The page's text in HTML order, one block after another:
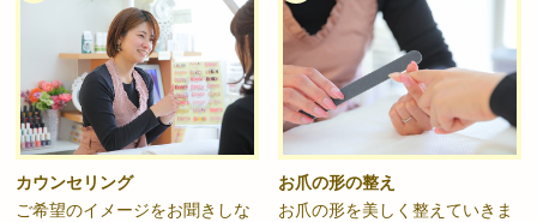
カウンセリング
ご希望のイメージをお聞きしな
お爪の形の整え
お爪の形を美しく整えていきま